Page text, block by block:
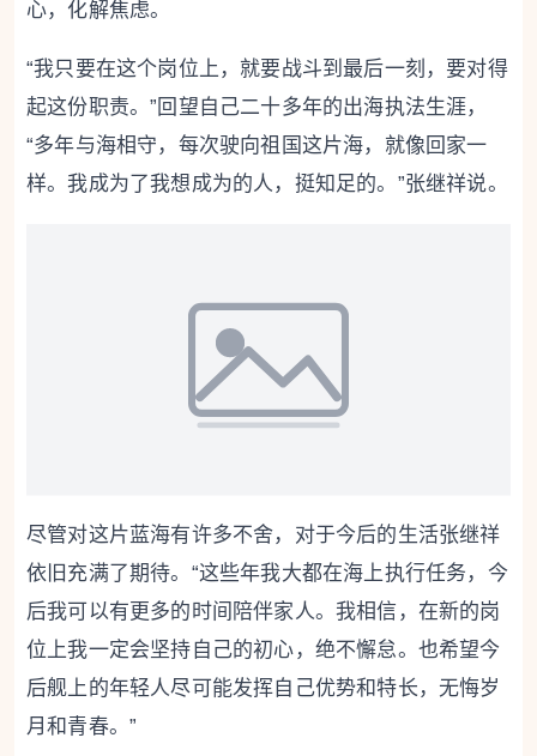
心，化解焦虑。
“我只要在这个岗位上，就要战斗到最后一刻，要对得
起这份职责。”回望自己二十多年的出海执法生涯，
“多年与海相守，每次驶向祖国这片海，就像回家一
样。我成为了我想成为的人，挺知足的。”张继祥说。
尽管对这片蓝海有许多不舍，对于今后的生活张继祥
依旧充满了期待。“这些年我大都在海上执行任务，今
后我可以有更多的时间陪伴家人。我相信，在新的岗
位上我一定会坚持自己的初心，绝不懈怠。也希望今
后舰上的年轻人尽可能发挥自己优势和特长，无悔岁
月和青春。”